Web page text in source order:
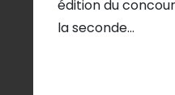
édition du
la seconde…